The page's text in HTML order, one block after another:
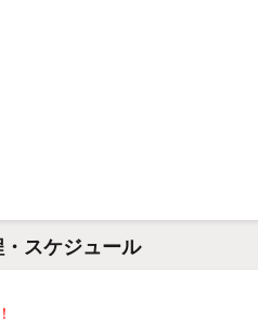
スケジュール